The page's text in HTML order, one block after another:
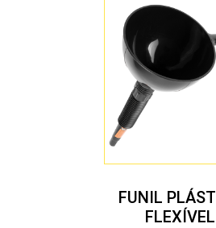
FUNIL
FLEXÍVEL